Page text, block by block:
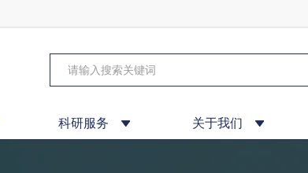
科研服务 关于我们